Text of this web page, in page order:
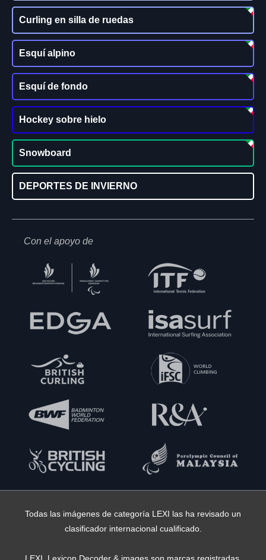
Curling en silla de ruedas
Esquí alpino
Esquí de fondo
Hockey sobre hielo
Snowboard
DEPORTES DE INVIERNO
Con el apoyo de
Todas las imágenes de categoría LEXI las ha revisado un
clasificador internacional cualificado.